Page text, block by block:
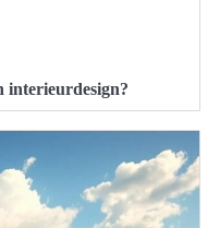
interieurdesign?